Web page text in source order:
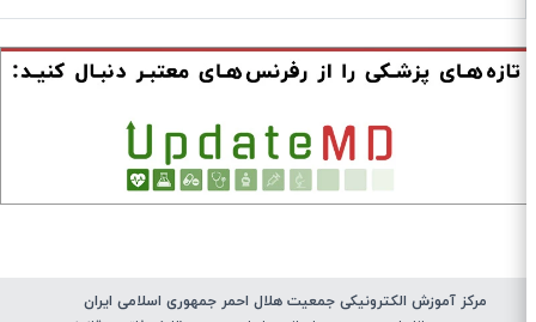
مرکز آموزش الکترونیکی جمعیت هلال احمر جمهوری اسلامی ایران